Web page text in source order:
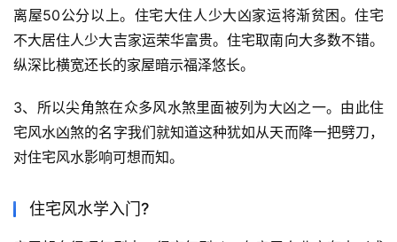
离屋50公分以上。住宅大住人少大凶家运将渐贫困。住宅
不大居住人少大吉家运荣华富贵。住宅取南向大多数不错。
纵深比横宽还长的家屋暗示福泽悠长。
3、所以尖角煞在众多风水煞里面被列为大凶之一。由此住
宅风水凶煞的名字我们就知道这种犹如从天而降一把劈刀，
对住宅风水影响可想而知。
住宅风水学入门?